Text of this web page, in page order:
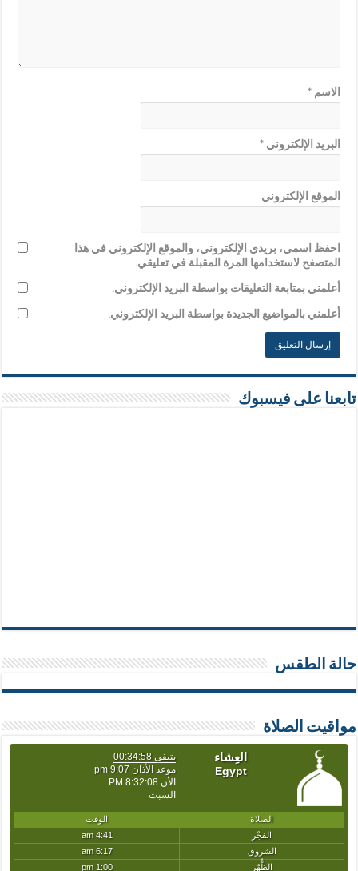
الاسم*
البريد الإلكتروني*
الموقع الإلكتروني
احفظ اسمي، بريدي الإلكتروني، والموقع الإلكتروني في هذا
المتصفح لاستخدامها المرة المقبلة في تعليقي.
أعلمني بمتابعة التعليقات بواسطة البريد الإلكتروني.
أعلمني بالمواضيع الجديدة بواسطة البريد الإلكتروني.
تابعنا على فيسبوك
حالة الطقس
مواقيت الصلاة